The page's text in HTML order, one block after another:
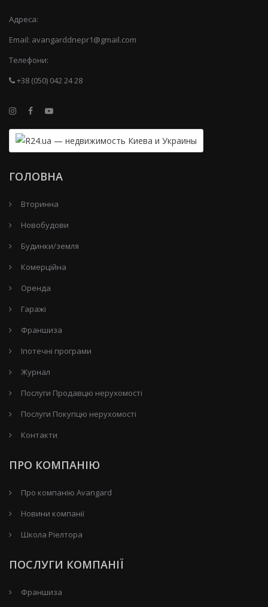
Адреса:
Email: avangarddnepr1@gmail.com
Телефони:
+38 (050) 042 24 28
ГОЛОВНА
Вторинна
Новобудови
Будинки/земля
Комерційна
Оренда
Гаражі
Франшиза
Іпотечні програми
Журнал
Послуги Продавцю нерухомості
Послуги Покупцю нерухомості
Контакти
ПРО КОМПАНІЮ
Про компанію Avangard
Новини компанії
Школа Ріелтора
ПОСЛУГИ КОМПАНІЇ
Франшиза